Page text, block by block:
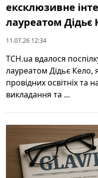
ексклюзивне
лауреатом Дідьє
11.07.26 12:34
ТСН.ua вдалося
лауреатом Дідьє Кело,
провідних освітніх та
викладання та ...